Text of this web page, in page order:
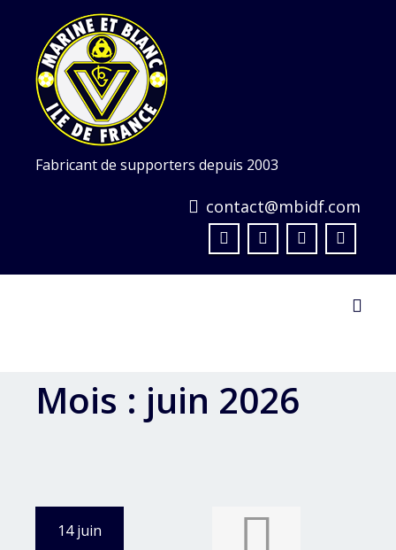
content
Fabricant de supporters depuis 2003
contact@mbidf.com
Mois : juin 2026
14 juin